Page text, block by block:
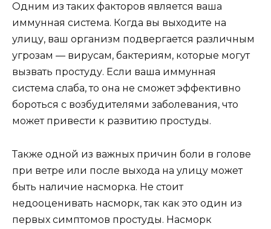
Одним из таких факторов является ваша
иммунная система. Когда вы выходите на
улицу, ваш организм подвергается различным
угрозам — вирусам, бактериям, которые могут
вызвать простуду. Если ваша иммунная
система слаба, то она не сможет эффективно
бороться с возбудителями заболевания, что
может привести к развитию простуды.
Также одной из важных причин боли в голове
при ветре или после выхода на улицу может
быть наличие насморка. Не стоит
недооценивать насморк, так как это один из
первых симптомов простуды. Насморк